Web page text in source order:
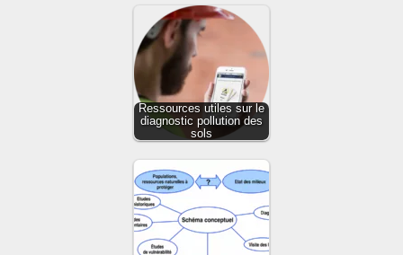
Ressources utiles sur le
diagnostic pollution des
sols